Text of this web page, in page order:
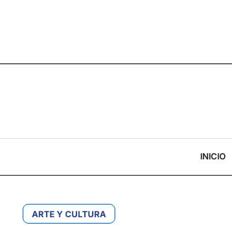
INICIO
ARTE Y CULTURA